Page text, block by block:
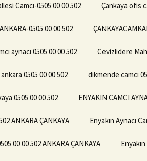
Camcı-0505 00 00 502 Çankaya ofis
0505 00 00 502
aynacı 0505 00 00 502 Cevizlidere
0505 00 00 502 dikmende camcı
0505 00 00 502 ENYAKIN CAMCI
ANKARA ÇANKAYA Enyakın Aynacı
00 00 502 ANKARA ÇANKAYA